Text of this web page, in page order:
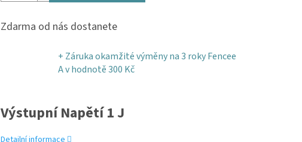
Zdarma od nás dostanete
+ Záruka okamžité výměny na 3 roky Fencee
Av hodnotě 300 Kč
Výstupní Napětí 1 J